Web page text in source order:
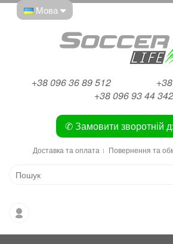
Мова
+38 096 36 89 512
+38 096 93 44 342
✆ Замовити зворотній
Доставка та оплата Повернення та